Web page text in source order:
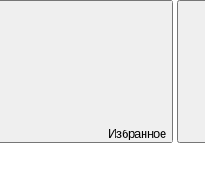
Избранное